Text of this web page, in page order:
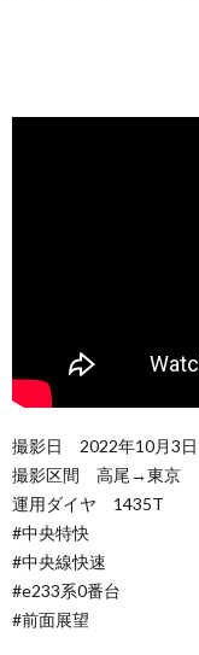
撮影日 2022年10月3日
撮影区間 高尾→東京
運用ダイヤ 1435T
#中央特快
#中央線快速
#e233系0番台
#前面展望